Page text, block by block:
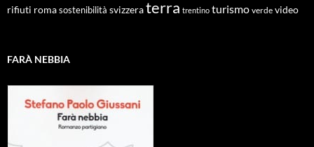
rifiuti roma sostenibilità svizzeraterra trentino turismo verde video
FARÀ NEBBIA